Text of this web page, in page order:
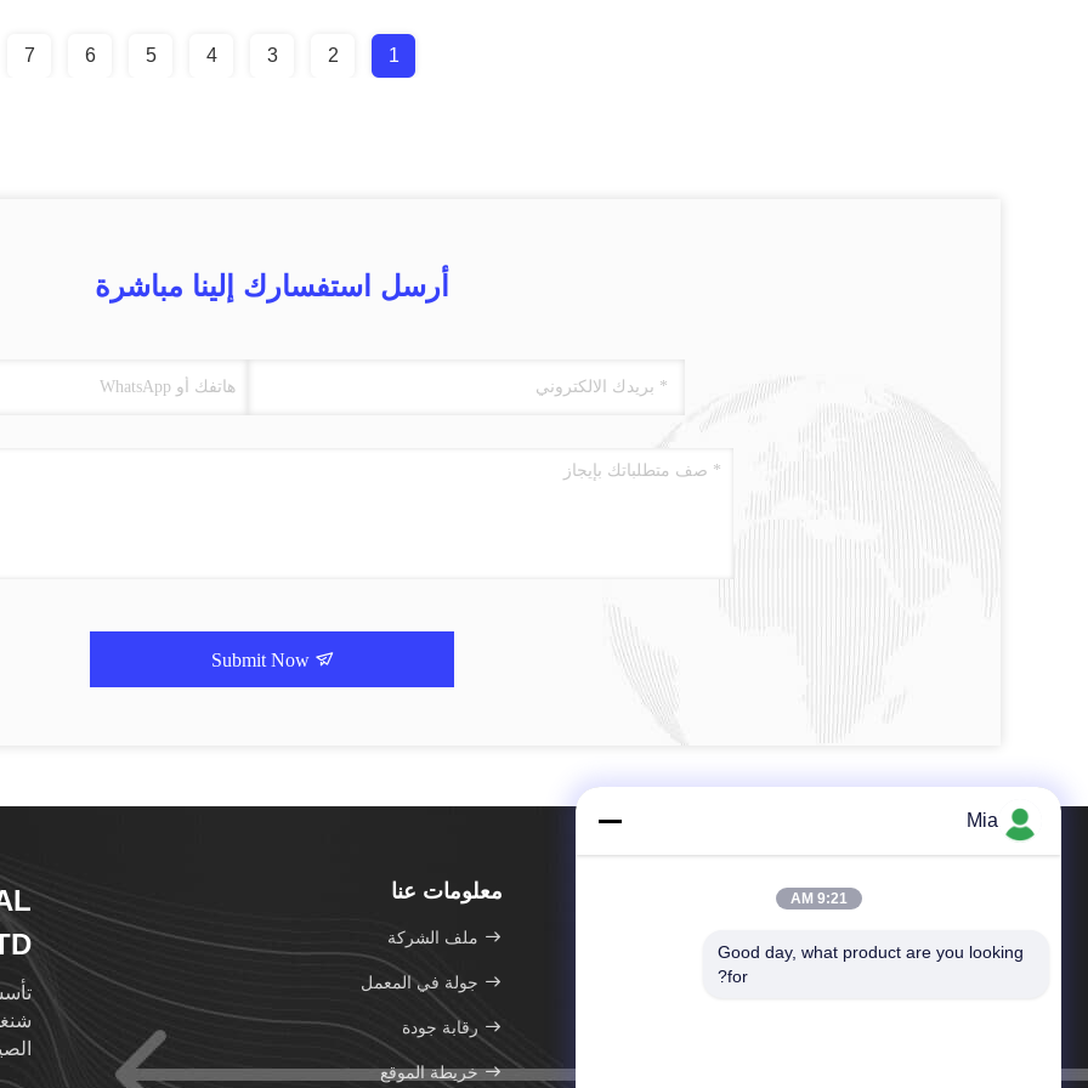
1
2
3
4
5
6
7
أرسل استفسارك إلينا مباشرة
Submit Now
هاتف：+8618267212962-021-56922400
معلومات عنا
ملف الشركة
جولة في المعمل
رقابة جودة
خريطة الموقع
Mia
9:21 AM
Good day, what product are you looking
for?